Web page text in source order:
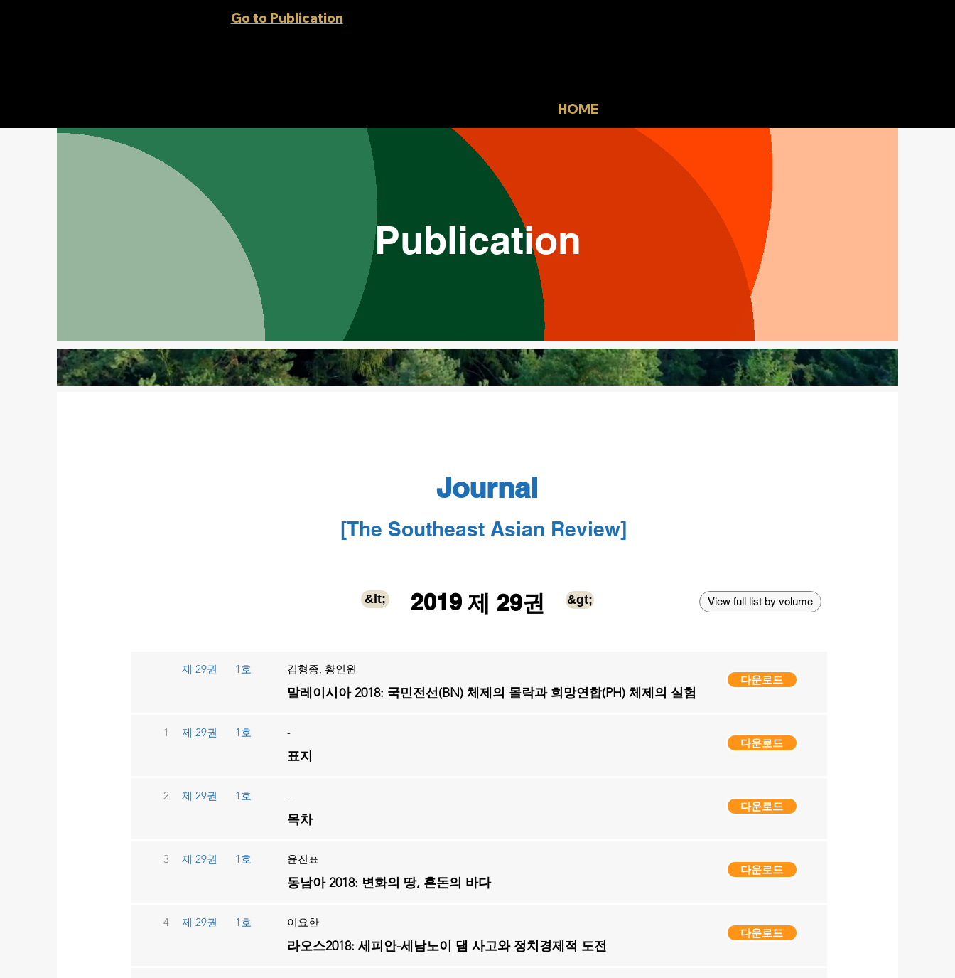
Go to Publication
HOME
Publication
Journal
[The Southeast Asian Review]
&lt; 2019 제 29권 &gt; View full list by volume
제 29권 1호 김형종, 황인원
말레이시아 2018: 국민전선(BN) 체제의 몰락과 희망연합(PH) 체제의 실험
다운로드
1 제 29권 1호 -
표지
다운로드
2 제 29권 1호 -
목차
다운로드
3 제 29권 1호 윤진표
동남아 2018: 변화의 땅, 혼돈의 바다
다운로드
4 제 29권 1호 이요한
라오스2018: 세피안-세남노이 댐 사고와 정치경제적 도전
다운로드